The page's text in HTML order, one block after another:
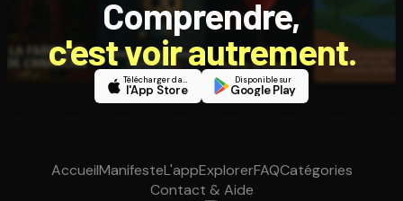
Comprendre,
c'est voir autrement.
Télécharger dans
l'App Store
Disponible sur
Google Play
AccueilManifesteL'appExplorerFAQCatégories
Contact & Aide